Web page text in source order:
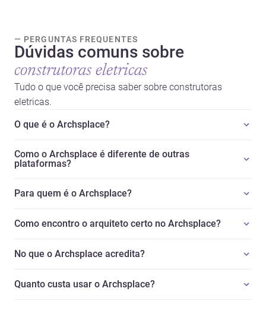
— PERGUNTAS FREQUENTES
Dúvidas comuns sobre
construtoras eletricas
Tudo o que você precisa saber sobre construtoras
eletricas.
O que é o Archsplace?
Como o Archsplace é diferente de outras
plataformas?
Para quem é o Archsplace?
Como encontro o arquiteto certo no Archsplace?
No que o Archsplace acredita?
Quanto custa usar o Archsplace?